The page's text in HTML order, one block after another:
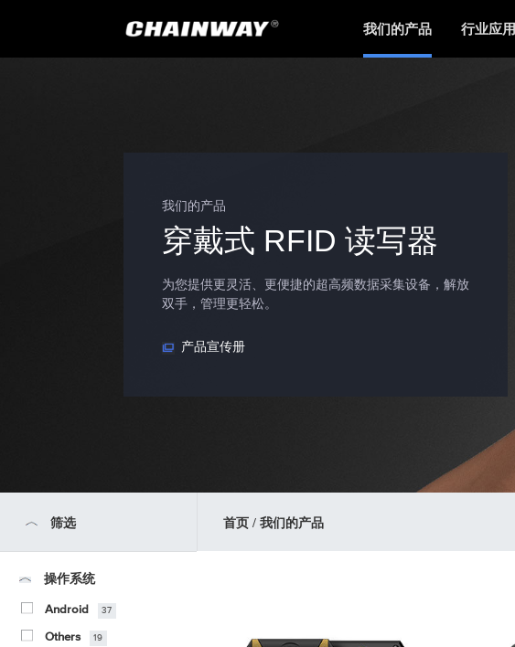
我们的产品 行业应用
我们的产品
穿戴式 RFID 读写器
为您提供更灵活、更便捷的超高频数据采集设备，解放
双手，管理更轻松。
产品宣传册
筛选
操作系统
Android 37
Others 19
首页 / 我们的产品